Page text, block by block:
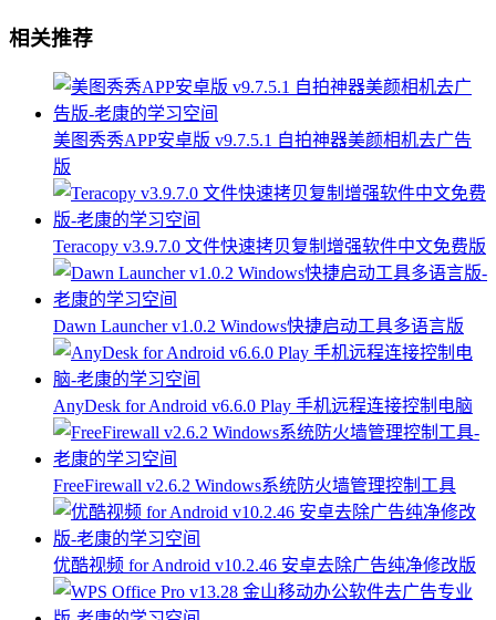
相关推荐
美图秀秀APP安卓版 v9.7.5.1 自拍神器美颜相机去广告
版
Teracopy v3.9.7.0 文件快速拷贝复制增强软件中文免费版
Dawn Launcher v1.0.2 Windows快捷启动工具多语言版
AnyDesk for Android v6.6.0 Play 手机远程连接控制电脑
FreeFirewall v2.6.2 Windows系统防火墙管理控制工具
优酷视频 for Android v10.2.46 安卓去除广告纯净修改版